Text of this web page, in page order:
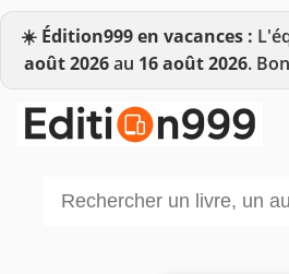
☀️ Édition999 en vacances :
août 2026au 16 août 2026.